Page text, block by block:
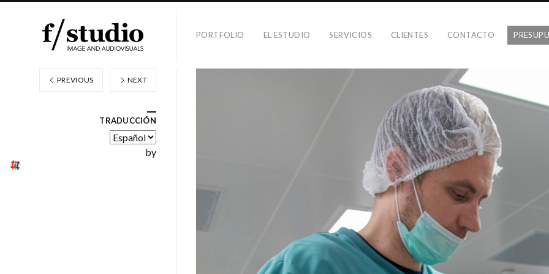
PORTFOLIO EL ESTUDIO SERVICIOS CLIENTES CONTACTO
PREVIOUS NEXT
TRADUCCIÓN
by